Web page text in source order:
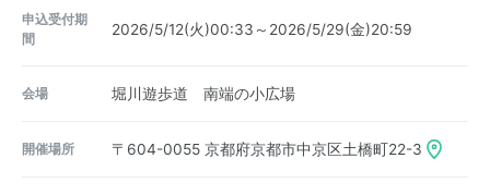
申込受付期
間
2026/5/12(火)00:33～2026/5/29(金)20:59
会場 堀川遊歩道 南端の小広場
開催場所 〒604-0055 京都府京都市中京区土橋町22-3